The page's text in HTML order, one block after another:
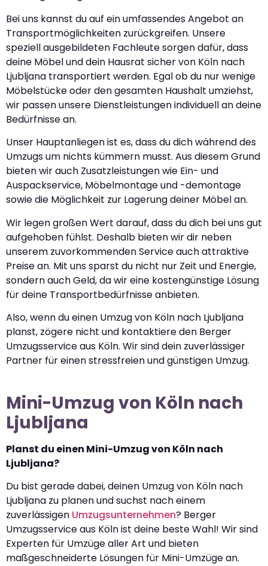
Bei uns kannst du auf ein umfassendes Angebot an
Transportmöglichkeiten zurückgreifen. Unsere
speziell ausgebildeten Fachleute sorgen dafür, dass
deine Möbel und dein Hausrat sicher von Köln nach
Ljubljana transportiert werden. Egal ob du nur wenige
Möbelstücke oder den gesamten Haushalt umziehst,
wir passen unsere Dienstleistungen individuell an deine
Bedürfnisse an.
Unser Hauptanliegen ist es, dass du dich während des
Umzugs um nichts kümmern musst. Aus diesem Grund
bieten wir auch Zusatzleistungen wie Ein- und
Auspackservice, Möbelmontage und -demontage
sowie die Möglichkeit zur Lagerung deiner Möbel an.
Wir legen großen Wert darauf, dass du dich bei uns gut
aufgehoben fühlst. Deshalb bieten wir dir neben
unserem zuvorkommenden Service auch attraktive
Preise an. Mit uns sparst du nicht nur Zeit und Energie,
sondern auch Geld, da wir eine kostengünstige Lösung
für deine Transportbedürfnisse anbieten.
Also, wenn du einen Umzug von Köln nach Ljubljana
planst, zögere nicht und kontaktiere den Berger
Umzugsservice aus Köln. Wir sind dein zuverlässiger
Partner für einen stressfreien und günstigen Umzug.
Mini-Umzug von Köln nach
Ljubljana
Planst du einen Mini-Umzug von Köln nach
Ljubljana?
Du bist gerade dabei, deinen Umzug von Köln nach
Ljubljana zu planen und suchst nach einem
zuverlässigen Umzugsunternehmen? Berger
Umzugsservice aus Köln ist deine beste Wahl! Wir sind
Experten für Umzüge aller Art und bieten
maßgeschneiderte Lösungen für Mini-Umzüge an.